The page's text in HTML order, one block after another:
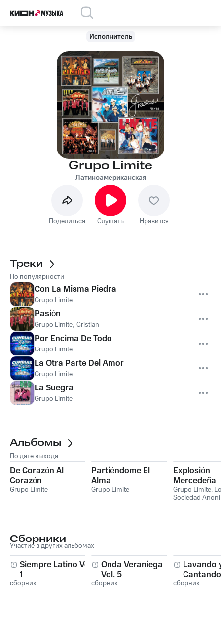
Исполнитель
Grupo Limite
Латиноамериканская
Поделиться Слушать Нравится
Треки
По популярности
Con La Misma Piedra
Grupo Limite
Pasión
Grupo Limite, Cristian
Por Encima De Todo
Grupo Limite
La Otra Parte Del Amor
Grupo Limite
La Suegra
Grupo Limite
Альбомы
По дате выхода
De Corazón Al
Corazón
Grupo Limite
Partiéndome El
Alma
Grupo Limite
Explosión
Mercedeña
Grupo Limite,
Sociedad
Сборники
Участие в других альбомах
Siempre Latino Vol.
1
сборник
Onda Veraniega
Vol. 5
сборник
Lavando
Cantando
сборник